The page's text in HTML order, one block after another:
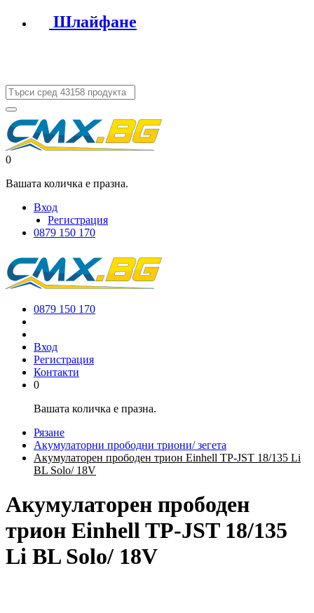
Шлайфане
0
Вашата количка е празна.
Вход
Регистрация
0879 150 170
0879 150 170
Вход
Регистрация
Контакти
0
Вашата количка е празна.
Рязане
Акумулаторни прободни триони/ зегета
Акумулаторен прободен трион Einhell TP-JST 18/135 Li
BL Solo/ 18V
Акумулаторен прободен
трион Einhell TP-JST 18/135
Li BL Solo/ 18V